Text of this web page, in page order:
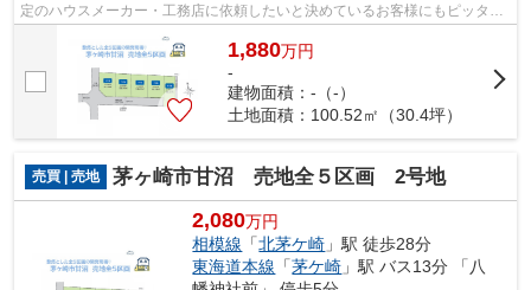
定のハウスメーカー・工務店に依頼したいと決めているお客様にもピッタリ
1,880万円
-
建物面積：-（-）
土地面積：100.52㎡（30.4坪）
売買 | 売地 茅ヶ崎市甘沼 売地全５区画 2号地
2,080万円
相模線 「北茅ケ崎 」駅 徒歩28分
東海道本線 「茅ケ崎 」駅 バス13分 「八